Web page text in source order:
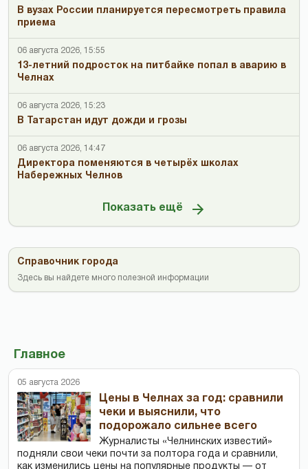
В вузах России планируется пересмотреть правила
приема
06 августа 2026, 15:55
13-летний подросток на питбайке попал в аварию в
Челнах
06 августа 2026, 15:23
В Татарстан идут дожди и грозы
06 августа 2026, 14:47
Директора поменяются в четырёх школах
Набережных Челнов
Показать ещё
Справочник города
Здесь вы найдете много полезной информации
Главное
05 августа 2026
Цены в Челнах за год: сравнили
чеки и выяснили, что
подорожало сильнее всего
Журналисты «Челнинских известий»
подняли свои чеки почти за полтора года и сравнили,
как изменились цены на популярные продукты — от